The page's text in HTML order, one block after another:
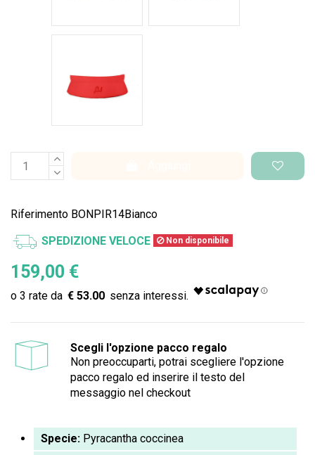
Riferimento BONPIR14Bianco
SPEDIZIONE VELOCE Non disponibile
159,00 €
€ 53.00
Scegli l'opzione pacco regalo
Non preoccuparti, potrai scegliere l'opzione
pacco regalo ed inserire il testo del
messaggio nel checkout
Specie: Pyracantha coccinea